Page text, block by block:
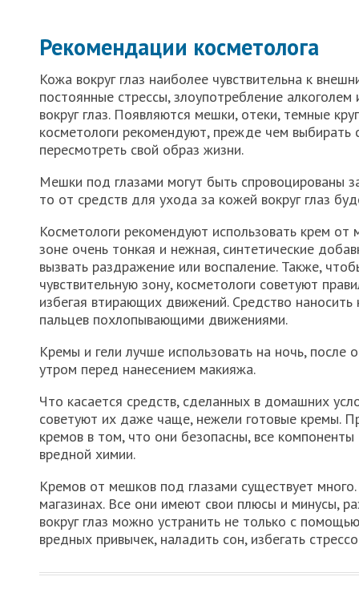
Рекомендации косметолога
Кожа вокруг глаз наиболее чувствительна к
постоянные стрессы, злоупотребление
вокруг глаз. Появляются мешки, отеки, темные
косметологи рекомендуют, прежде чем
пересмотреть свой образ жизни.
Мешки под глазами могут быть спровоцированы
то от средств для ухода за кожей вокруг глаз
Косметологи рекомендуют использовать крем
зоне очень тонкая и нежная, синтетические
вызвать раздражение или воспаление. Также,
чувствительную зону, косметологи советуют
избегая втирающих движений. Средство
пальцев похлопывающими движениями.
Кремы и гели лучше использовать на ночь, после
утром перед нанесением макияжа.
Что касается средств, сделанных в домашних
советуют их даже чаще, нежели готовые кремы.
кремов в том, что они безопасны, все компоненты
вредной химии.
Кремов от мешков под глазами существует
магазинах. Все они имеют свои плюсы и минусы,
вокруг глаз можно устранить не только с
вредных привычек, наладить сон, избегать